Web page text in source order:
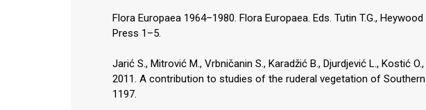
Flora Europaea 1964–1980. Flora Europaea. Eds. Tutin T.G.,
Press 1–5.
Jarić S., Mitrović M., Vrbničanin S., Karadžić B., Djurdjević L., Kostić
2011. A contribution to studies of the ruderal vegetation of Southern
1197.